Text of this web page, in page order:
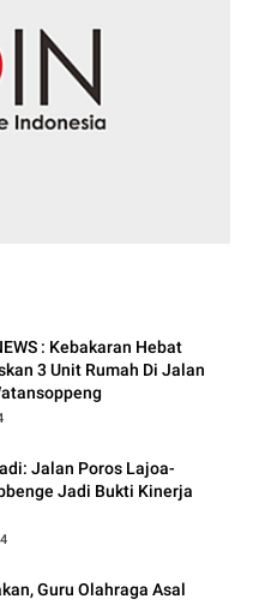
: Kebakaran Hebat
3 Unit Rumah Di Jalan
Jalan Poros Lajoa-
Jadi Bukti Kinerja
Guru Olahraga Asal